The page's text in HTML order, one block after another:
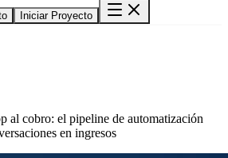
Iniciar Proyecto
al cobro: el pipeline de automatización
en ingresos